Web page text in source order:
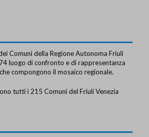
Comuni della Regione Autonoma Friuli
luogo di confronto e di rappresentanza
compongono il mosaico regionale.
tutti i 215 Comuni del Friuli Venezia